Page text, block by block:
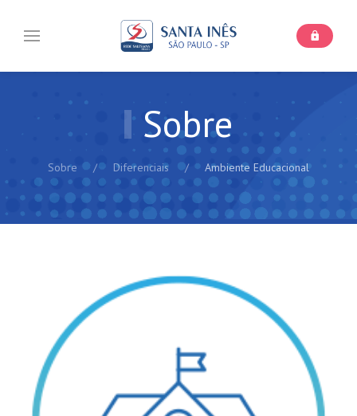
Sobre
Sobre Diferenciais Ambiente Educacional